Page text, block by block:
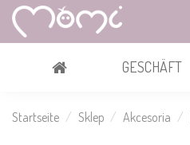
GESCHÄFT
Startseite Sklep Akcesoria